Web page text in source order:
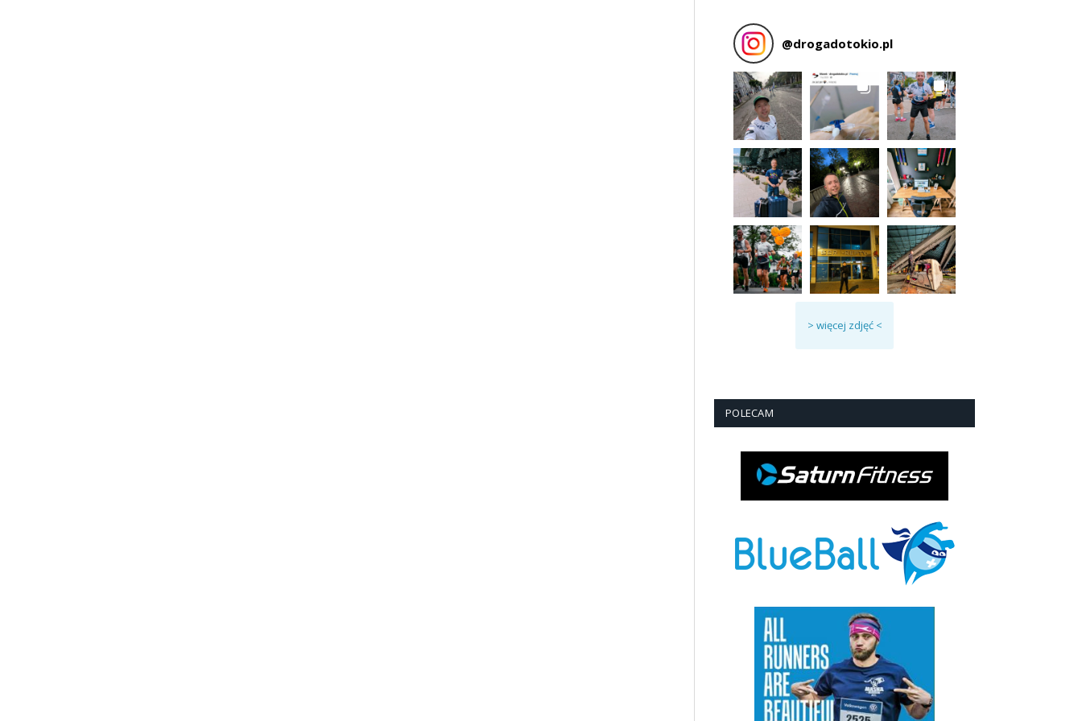
@drogadotokio.pl
> więcej zdjęć <
POLECAM